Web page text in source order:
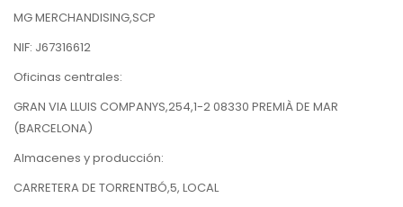
MG MERCHANDISING,SCP
NIF: J67316612
Oficinas centrales:
GRAN VIA LLUIS COMPANYS,254,1-2 08330 PREMIÀ DE MAR
(BARCELONA)
Almacenes y producción:
CARRETERA DE TORRENTBÓ,5, LOCAL